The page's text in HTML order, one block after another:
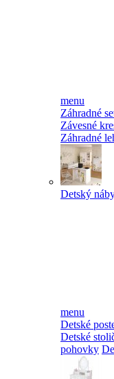
menu
Záhradné
Závesné
Záhradné
Detský
menu
Detské
Detské
pohovky